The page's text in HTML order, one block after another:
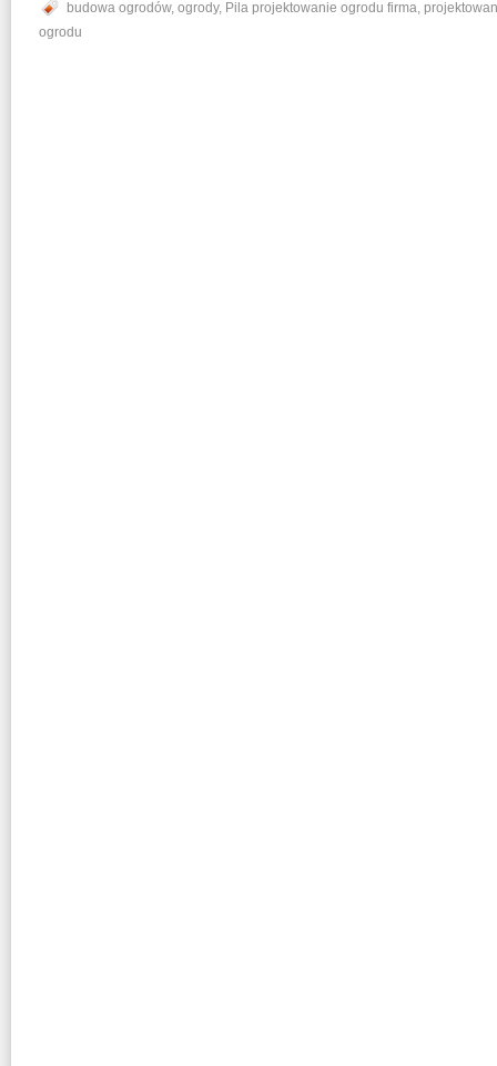
budowa ogrodów, ogrody, Pila projektowanie ogrodu firma,
ogrodu